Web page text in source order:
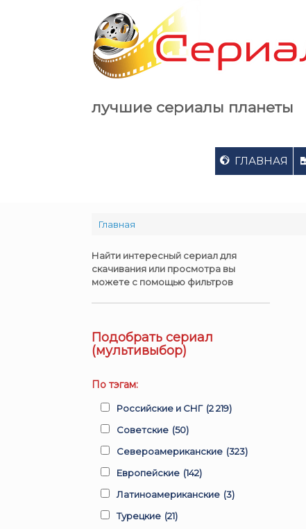
лучшие сериалы планеты
ГЛАВНАЯ
Главная
Найти интересный сериал для
скачивания или просмотра вы
можете с помощью фильтров
Подобрать сериал
(мультивыбор)
По тэгам:
Российские и СНГ (2 219)
Советские (50)
Североамериканские (323)
Европейские (142)
Латиноамериканские (3)
Турецкие (21)